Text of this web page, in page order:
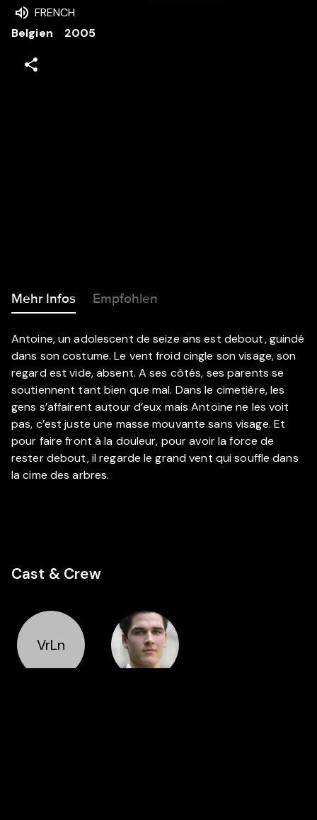
FRENCH
Belgien
2005
Mehr Infos Empfohlen
Antoine, un adolescent de seize ans est debout, guindé
dans son costume. Le vent froid cingle son visage, son
regard est vide, absent. A ses côtés, ses parents se
soutiennent tant bien que mal. Dans le cimetière, les
gens s’affairent autour d’eux mais Antoine ne les voit
pas, c’est juste une masse mouvante sans visage. Et
pour faire front à la douleur, pour avoir la force de
rester debout, il regarde le grand vent qui souffle dans
la cime des arbres.
Cast & Crew
VrLn